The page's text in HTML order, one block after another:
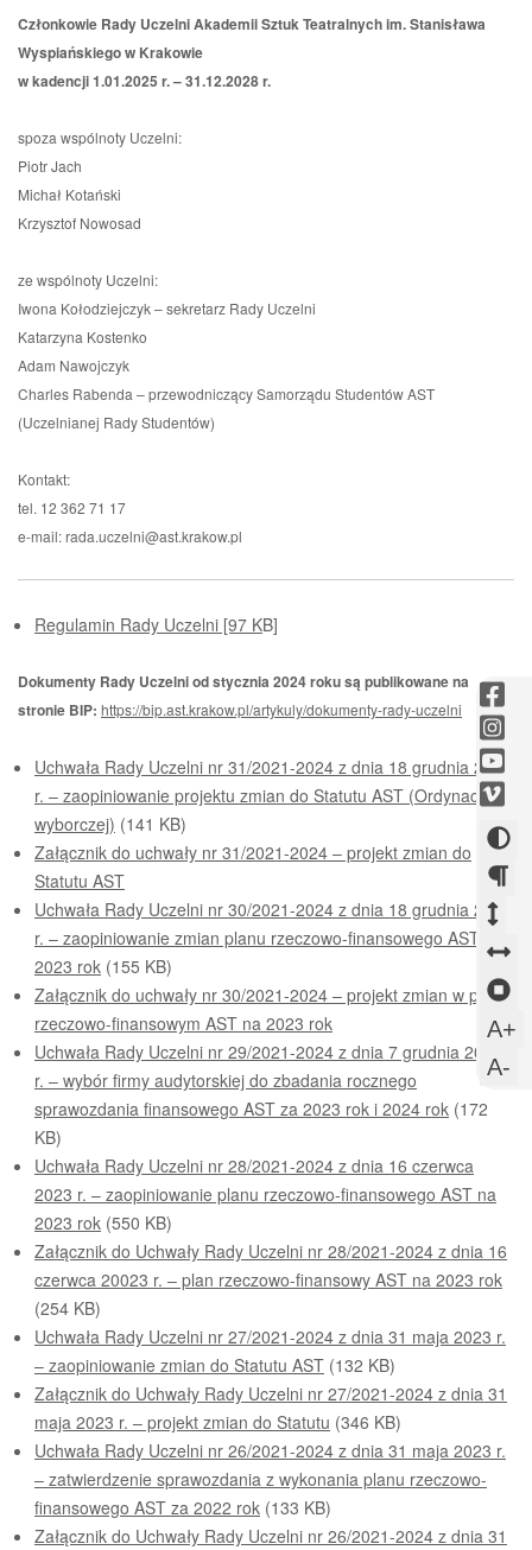
-
się
w
-
się
w
-
się
w
się
w
A+
A-
Członkowie Rady Uczelni Akademii Sztuk Teatralnych im. Stanisława
Wyspiańskiego w Krakowie
w kadencji 1.01.2025 r. – 31.12.2028 r.
spoza wspólnoty Uczelni:
Piotr Jach
Michał Kotański
Krzysztof Nowosad
ze wspólnoty Uczelni:
Iwona Kołodziejczyk – sekretarz Rady Uczelni
Katarzyna Kostenko
Adam Nawojczyk
Charles Rabenda – przewodniczący Samorządu Studentów AST
(Uczelnianej Rady Studentów)
Kontakt:
tel. 12 362 71 17
e-mail: rada.uczelni@ast.krakow.pl
Regulamin Rady Uczelni [97 KB]
Dokumenty Rady Uczelni od stycznia 2024 roku są publikowane na
stronie BIP: https://bip.ast.krakow.pl/artykuly/dokumenty-rady-uczelni
Uchwała Rady Uczelni nr 31/2021-2024 z dnia 18 grudnia 2023
r. – zaopiniowanie projektu zmian do Statutu AST (Ordynacji
wyborczej) (141 KB)
Załącznik do uchwały nr 31/2021-2024 – projekt zmian do
Statutu AST
Uchwała Rady Uczelni nr 30/2021-2024 z dnia 18 grudnia 2023
r. – zaopiniowanie zmian planu rzeczowo-finansowego AST na
2023 rok (155 KB)
Załącznik do uchwały nr 30/2021-2024 – projekt zmian w planie
rzeczowo-finansowym AST na 2023 rok
Uchwała Rady Uczelni nr 29/2021-2024 z dnia 7 grudnia 2023
r. – wybór firmy audytorskiej do zbadania rocznego
sprawozdania finansowego AST za 2023 rok i 2024 rok (172
KB)
Uchwała Rady Uczelni nr 28/2021-2024 z dnia 16 czerwca
2023 r. – zaopiniowanie planu rzeczowo-finansowego AST na
2023 rok (550 KB)
Załącznik do Uchwały Rady Uczelni nr 28/2021-2024 z dnia 16
czerwca 20023 r. – plan rzeczowo-finansowy AST na 2023 rok
(254 KB)
Uchwała Rady Uczelni nr 27/2021-2024 z dnia 31 maja 2023 r.
– zaopiniowanie zmian do Statutu AST (132 KB)
Załącznik do Uchwały Rady Uczelni nr 27/2021-2024 z dnia 31
maja 2023 r. – projekt zmian do Statutu (346 KB)
Uchwała Rady Uczelni nr 26/2021-2024 z dnia 31 maja 2023 r.
– zatwierdzenie sprawozdania z wykonania planu rzeczowo-
finansowego AST za 2022 rok (133 KB)
Załącznik do Uchwały Rady Uczelni nr 26/2021-2024 z dnia 31